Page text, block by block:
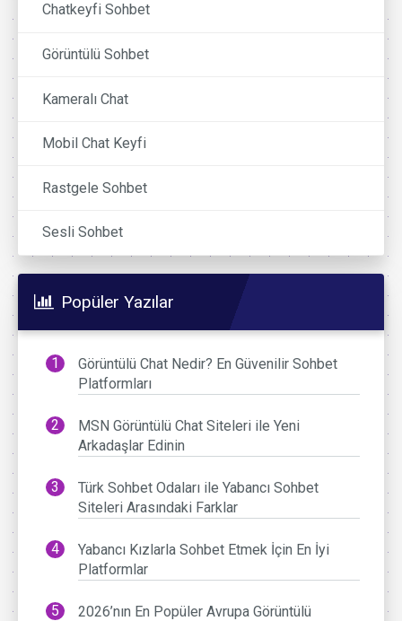
Chatkeyfi Sohbet
Görüntülü Sohbet
Kameralı Chat
Mobil Chat Keyfi
Rastgele Sohbet
Sesli Sohbet
Popüler Yazılar
Görüntülü Chat Nedir? En Güvenilir Sohbet
Platformları
MSN Görüntülü Chat Siteleri ile Yeni
Arkadaşlar Edinin
Türk Sohbet Odaları ile Yabancı Sohbet
Siteleri Arasındaki Farklar
Yabancı Kızlarla Sohbet Etmek İçin En İyi
Platformlar
2026’nın En Popüler Avrupa Görüntülü